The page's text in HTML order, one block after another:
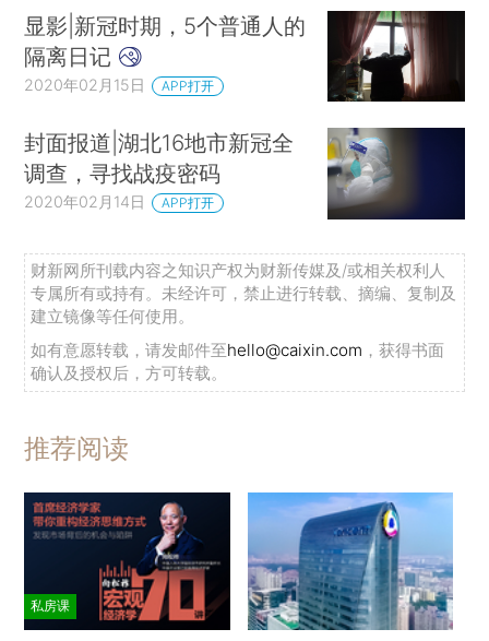
显影|新冠时期，5个普通人的
隔离日记
2020年02月15日 APP打开
封面报道|湖北16地市新冠全
调查，寻找战疫密码
2020年02月14日 APP打开
财新网所刊载内容之知识产权为财新传媒及/或相关权利人
专属所有或持有。未经许可，禁止进行转载、摘编、复制及
建立镜像等任何使用。
如有意愿转载，请发邮件至hello@caixin.com ，获得书面
确认及授权后，方可转载。
推荐阅读
私房课